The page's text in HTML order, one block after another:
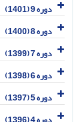
دوره 9 (1401)
دوره 8 (1400)
دوره 7 (1399)
دوره 6 (1398)
دوره 5 (1397)